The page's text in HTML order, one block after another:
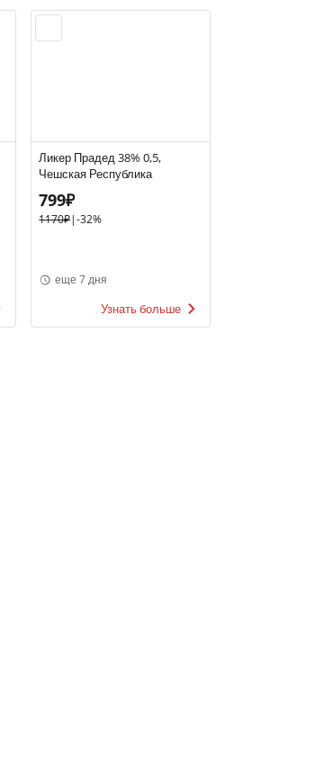
Ликер Прадед 38% 0,5,
Чешская Республика
799₽
1170₽|-32%
еще 7 дня
Узнать больше